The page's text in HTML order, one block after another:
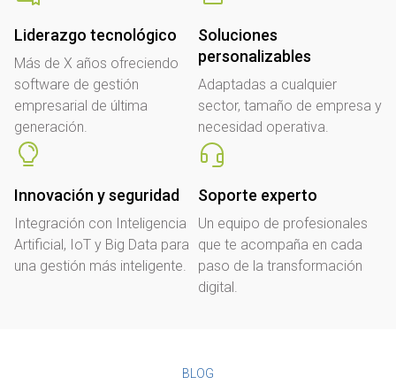
Liderazgo tecnológico
Más de X años ofreciendo
software de gestión
empresarial de última
generación.
Soluciones
personalizables
Adaptadas a cualquier
sector, tamaño de empresa y
necesidad operativa.
Innovación y seguridad
Integración con Inteligencia
Artificial, IoT y Big Data para
una gestión más inteligente.
Soporte experto
Un equipo de profesionales
que te acompaña en cada
paso de la transformación
digital.
BLOG